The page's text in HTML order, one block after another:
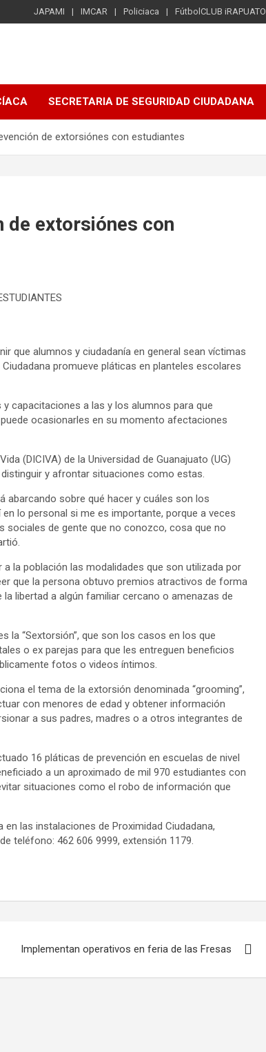
JAPAMI IMCAR Policiaca FútbolCLUB iRAPUATO
SECRETARIA DE SEGURIDAD CIUDADANA
de extorsiónes con estudiantes
de extorsiónes con
que alumnos y ciudadanía en general sean víctimas
promueve pláticas en planteles escolares
capacitaciones a las y los alumnos para que
ocasionarles en su momento afectaciones
(DICIVA) de la Universidad de Guanajuato (UG)
y afrontar situaciones como estas.
abarcando sobre qué hacer y cuáles son los
lo personal si me es importante, porque a veces
sociales de gente que no conozco, cosa que no
la población las modalidades que son utilizada por
que la persona obtuvo premios atractivos de forma
libertad a algún familiar cercano o amenazas de
la “Sextorsión”, que son los casos en los que
o ex parejas para que les entreguen beneficios
fotos o videos íntimos.
el tema de la extorsión denominada “grooming”,
con menores de edad y obtener información
a sus padres, madres o a otros integrantes de
16 pláticas de prevención en escuelas de nivel
a un aproximado de mil 970 estudiantes con
situaciones como el robo de información que
las instalaciones de Proximidad Ciudadana,
teléfono: 462 606 9999, extensión 1179.
Implementan operativos en feria de las Fresas